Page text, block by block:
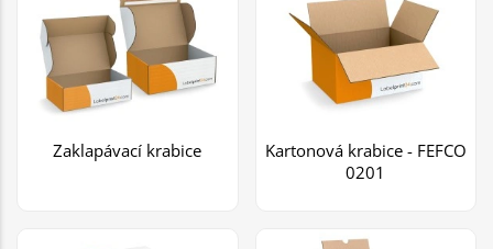
Zaklapávací krabice
Kartonová krabice - FEFCO
0201